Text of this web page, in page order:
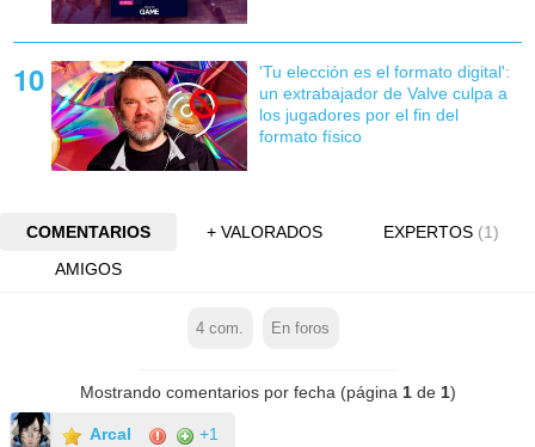
'Tu elección es el formato digital':
un extrabajador de Valve culpa a
los jugadores por el fin del
formato físico
COMENTARIOS + VALORADOS EXPERTOS (1)
AMIGOS
4 com. En foros
Mostrando comentarios por fecha (página 1de 1)
Arcal +1